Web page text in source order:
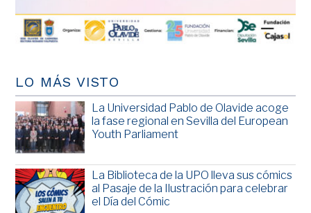
LO MÁS VISTO
La Universidad Pablo de Olavide acoge
la fase regional en Sevilla del European
Youth Parliament
La Biblioteca de la UPO lleva sus cómics
al Pasaje de la Ilustración para celebrar
el Día del Cómic